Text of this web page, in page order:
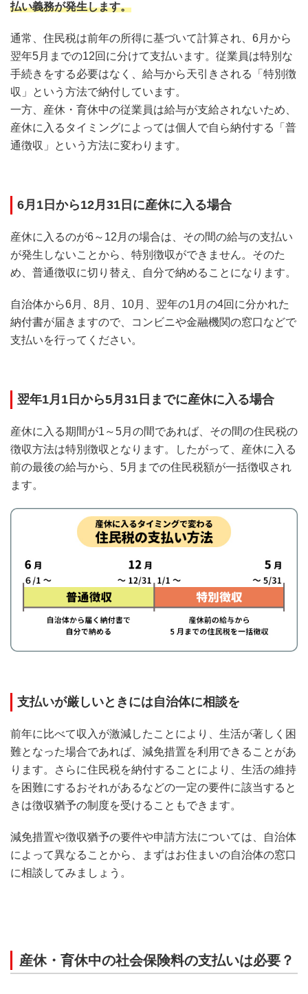
払い義務が発生します。
通常、住民税は前年の所得に基づいて計算され、6月から
翌年5月までの12回に分けて支払います。従業員は特別な
手続きをする必要はなく、給与から天引きされる「特別徴
収」という方法で納付しています。
一方、産休・育休中の従業員は給与が支給されないため、
産休に入るタイミングによっては個人で自ら納付する「普
通徴収」という方法に変わります。
6月1日から12月31日に産休に入る場合
産休に入るのが6～12月の場合は、その間の給与の支払い
が発生しないことから、特別徴収ができません。そのた
め、普通徴収に切り替え、自分で納めることになります。
自治体から6月、8月、10月、翌年の1月の4回に分かれた
納付書が届きますので、コンビニや金融機関の窓口などで
支払いを行ってください。
翌年1月1日から5月31日までに産休に入る場合
産休に入る期間が1～5月の間であれば、その間の住民税の
徴収方法は特別徴収となります。したがって、産休に入る
前の最後の給与から、5月までの住民税額が一括徴収され
ます。
支払いが厳しいときには自治体に相談を
前年に比べて収入が激減したことにより、生活が著しく困
難となった場合であれば、減免措置を利用できることがあ
ります。さらに住民税を納付することにより、生活の維持
を困難にするおそれがあるなどの一定の要件に該当すると
きは徴収猶予の制度を受けることもできます。
減免措置や徴収猶予の要件や申請方法については、自治体
によって異なることから、まずはお住まいの自治体の窓口
に相談してみましょう。
産休・育休中の社会保険料の支払いは必要？